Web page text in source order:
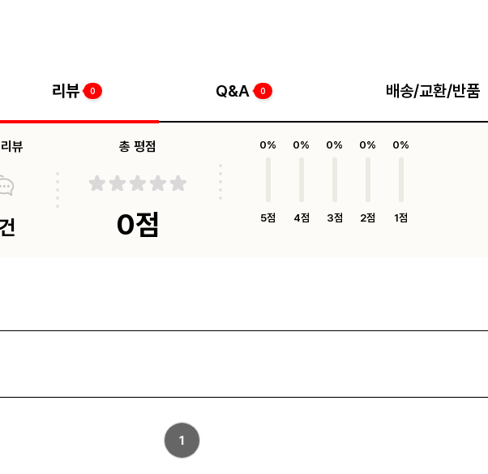
리뷰 0 Q&A 0 배송/교환/반품
뷰 총 평점
0점
0%
5점
0%
4점
0%
3점
0%
2점
0%
1점
1